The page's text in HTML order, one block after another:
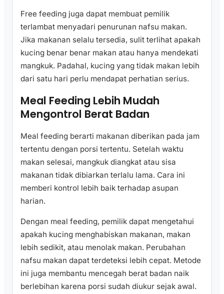
Free feeding juga dapat membuat pemilik
terlambat menyadari penurunan nafsu makan.
Jika makanan selalu tersedia, sulit terlihat apakah
kucing benar benar makan atau hanya mendekati
mangkuk. Padahal, kucing yang tidak makan lebih
dari satu hari perlu mendapat perhatian serius.
Meal Feeding Lebih Mudah
Mengontrol Berat Badan
Meal feeding berarti makanan diberikan pada jam
tertentu dengan porsi tertentu. Setelah waktu
makan selesai, mangkuk diangkat atau sisa
makanan tidak dibiarkan terlalu lama. Cara ini
memberi kontrol lebih baik terhadap asupan
harian.
Dengan meal feeding, pemilik dapat mengetahui
apakah kucing menghabiskan makanan, makan
lebih sedikit, atau menolak makan. Perubahan
nafsu makan dapat terdeteksi lebih cepat. Metode
ini juga membantu mencegah berat badan naik
berlebihan karena porsi sudah diukur sejak awal.